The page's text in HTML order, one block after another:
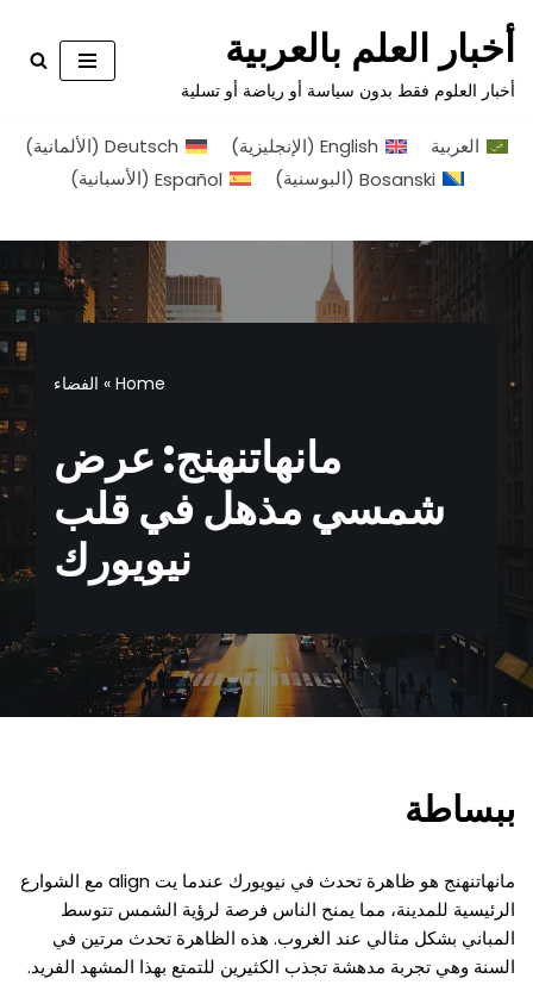
تخطى
إلى
أخبار العلم بالعربية
أخبار العلوم فقط بدون سياسة أو رياضة أو تسلية
العربية English
(الإنجليزية)
Deutsch
(الألمانية)
Bosanski
(البوسنية)
Español
(الأسبانية)
Home
» الفضاء
مانهاتنهنج: عرض
شمسي مذهل في قلب
نيويورك
ببساطة
مانهاتنهنج هو ظاهرة تحدث في نيويورك عندما يت align مع الشوارع
الرئيسية للمدينة، مما يمنح الناس فرصة لرؤية الشمس تتوسط
المباني بشكل مثالي عند الغروب. هذه الظاهرة تحدث مرتين في
السنة وهي تجربة مدهشة تجذب الكثيرين للتمتع بهذا المشهد الفريد.